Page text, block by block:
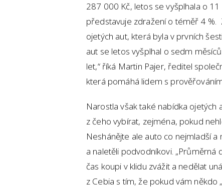
287 000 Kč, letos se vyšplhala o
představuje zdražení o téměř 4
ojetých aut, která byla v prvních
aut se letos vyšplhal o sedm
let,“ říká Martin Pajer, ředitel
která pomáhá lidem s
Narostla však také nabídka ojetých
z čeho vybírat, zejména, pokud
Neshánějte ale auto co nejmladší a
a naletěli podvodníkovi.
čas koupi v klidu zvážit a nedělat
z Cebia s tím, že pokud vám